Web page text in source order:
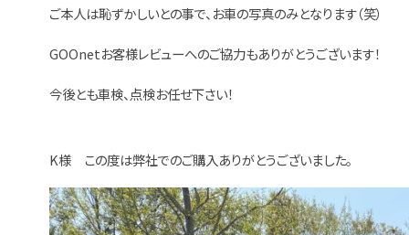
ご本人は恥ずかしいとの事で、お車の写真のみとなります（笑）
GOOnetお客様レビューへのご協力もありがとうございます！
今後とも車検、点検お任せ下さい！
K様 この度は弊社でのご購入ありがとうございました。